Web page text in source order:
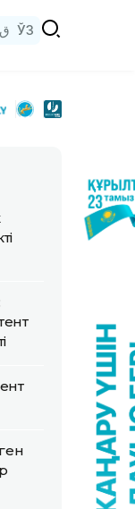
ЎЗ